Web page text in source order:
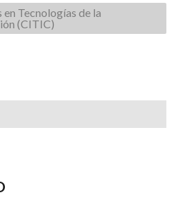
Tecnologías de la
(CITIC)